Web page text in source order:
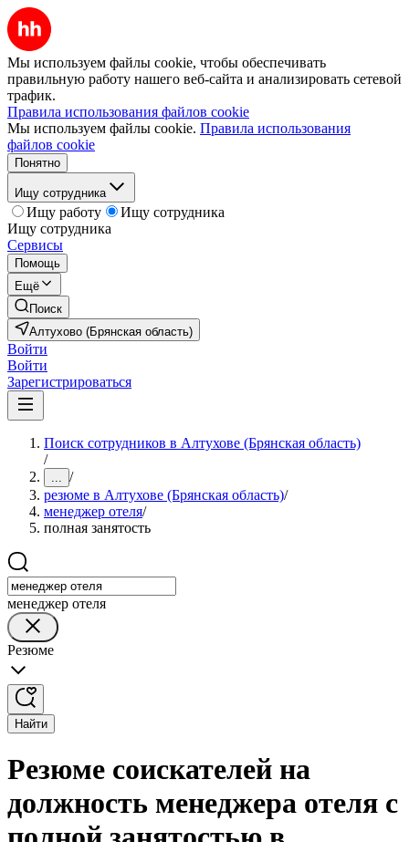
Мы используем файлы cookie, чтобы обеспечивать
правильную работу нашего веб-сайта и анализировать сетевой
трафик.
Правила использования файлов cookie
Мы используем файлы cookie. Правила использования
файлов cookie
Понятно
Ищу сотрудника
Ищу работу
Ищу сотрудника
Ищу сотрудника
Сервисы
Помощь
Ещё
Поиск
Алтухово (Брянская область)
Войти
Войти
Зарегистрироваться
Поиск сотрудников в Алтухове (Брянская область)
/
... /
резюме в Алтухове (Брянская область)/
менеджер отеля/
полная занятость
менеджер отеля
Резюме
Найти
Резюме соискателей на
должность менеджера отеля с